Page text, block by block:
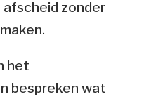
zonder
het
bespreken wat